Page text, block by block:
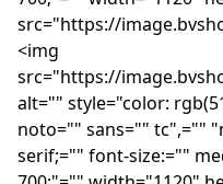
src="https://
<img
src="https://
alt="" style="color:
noto="" sans="" tc",=""
serif;="" font-size:=""